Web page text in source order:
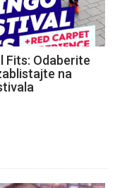
Fits: Odaberite
na